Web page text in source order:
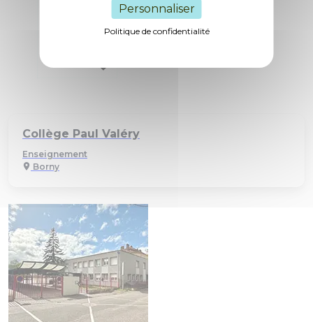
Personnaliser
Politique de confidentialité
Collège Paul Valéry
Enseignement
Borny